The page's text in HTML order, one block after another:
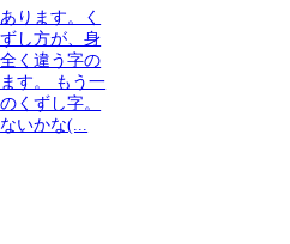
ります。く
し方が、身
く違う字の
す。 もう一
くずし字。
いかな(...